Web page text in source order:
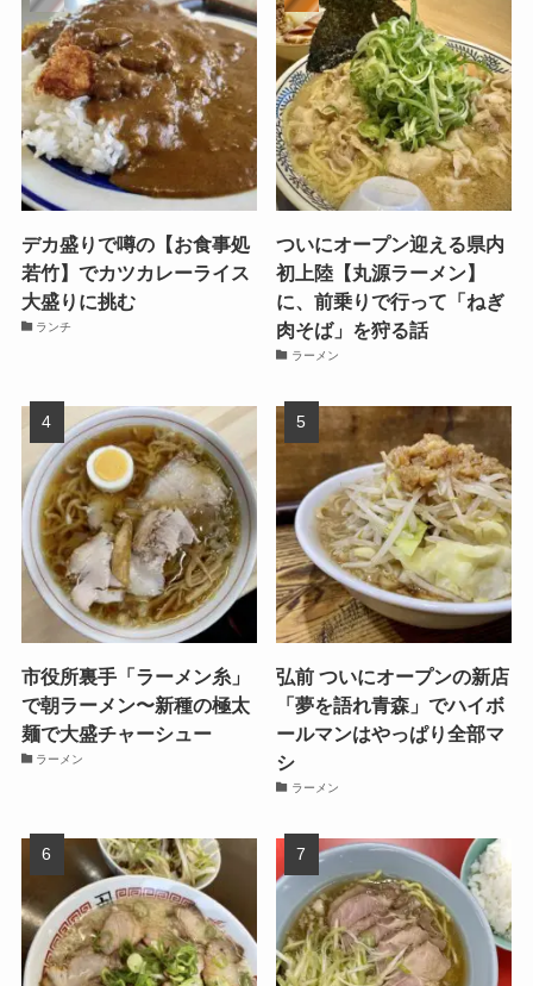
デカ盛りで噂の【お食事処
若竹】でカツカレーライス
大盛りに挑む
ランチ
ついにオープン迎える県内
初上陸【丸源ラーメン】
に、前乗りで行って「ねぎ
肉そば」を狩る話
ラーメン
市役所裏手「ラーメン糸」
で朝ラーメン〜新種の極太
麺で大盛チャーシュー
ラーメン
弘前 ついにオープンの新店
「夢を語れ青森」でハイボ
ールマンはやっぱり全部マ
シ
ラーメン